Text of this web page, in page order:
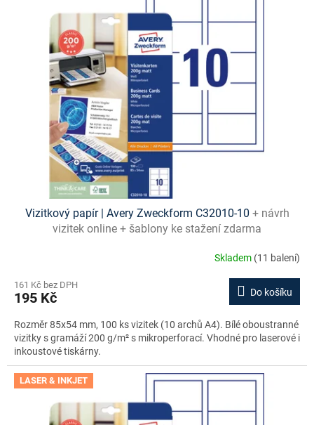
Vizitkový papír | Avery Zweckform C32010-10 + návrh
vizitek online + šablony ke stažení zdarma
Skladem (11 balení)
161 Kč bez DPH
195 Kč Do košíku
Rozměr 85x54 mm, 100 ks vizitek (10 archů A4). Bílé oboustranné
vizitky s gramáží 200 g/m² s mikroperforací. Vhodné pro laserové i
inkoustové tiskárny.
LASER & INKJET